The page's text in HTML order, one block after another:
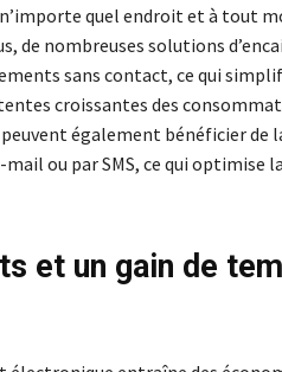
quel endroit et à tout
de nombreuses solutions
sans contact, ce qui
croissantes des
également bénéficier de
mail ou par SMS, ce qui optimise
et un gain de